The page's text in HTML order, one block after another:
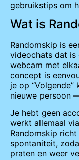
gebruikstips om
Wat is
Randomskip is
videochats dat is
webcam met
concept is
je op
nieuwe persoon
Je hebt geen
werkt allemaal
Randomskip
spontaniteit,
praten en weer